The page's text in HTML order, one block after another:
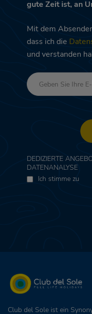
gute Zeit ist, an
Mit dem
dass ich die
und verstanden
DEDIZIERTE
DATENANALYSE
Ich stimme zu
Club del Sole ist ein